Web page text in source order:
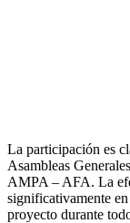
La participación es
Asambleas
AMPA – AFA. La
significativamente
proyecto durante